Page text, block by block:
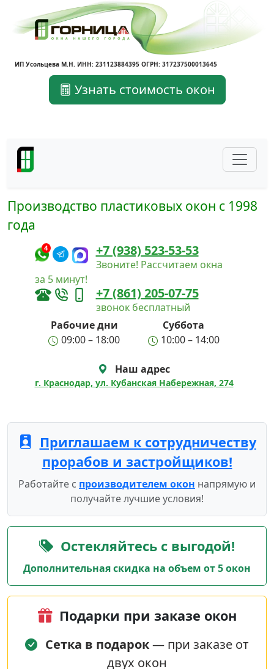
ИП Усольцева М.Н. ИНН: 231123884395 ОГРН: 317237500013645
Узнать стоимость окон
Производство пластиковых окон с 1998
года
4 +7 (938) 523-53-53
Звоните! Рассчитаем окна
за 5 минут!
+7 (861) 205-07-75
звонок бесплатный
Рабочие дни
Суббота
09:00 – 18:00
10:00 – 14:00
Наш адрес
г. Краснодар, ул. Кубанская Набережная, 274
Приглашаем к сотрудничеству
прорабов и застройщиков!
Работайте с производителем окон напрямую и
получайте лучшие условия!
Остекляйтесь с выгодой!
Дополнительная скидка на объем от 5 окон
Подарки при заказе окон
Сетка в подарок— при заказе от
двух окон